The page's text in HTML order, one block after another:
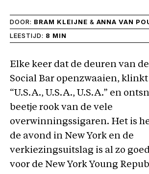
DOOR: BRAM KLEIJNE & ANNA VAN
LEESTIJD: 8 MIN
Elke keer dat de deuren van
Social Bar openzwaaien,
“U.S.A., U.S.A., U.S.A.” en
beetje rook van de vele
overwinningssigaren. Het is
de avond in New York en de
verkiezingsuitslag is al zo
voor de New York Young